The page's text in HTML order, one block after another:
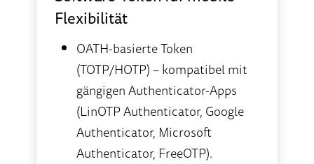
Flexibilität
OATH-basierte Token
(TOTP/HOTP) – kompatibel mit
gängigen Authenticator-Apps
(LinOTP Authenticator, Google
Authenticator, Microsoft
Authenticator, FreeOTP).